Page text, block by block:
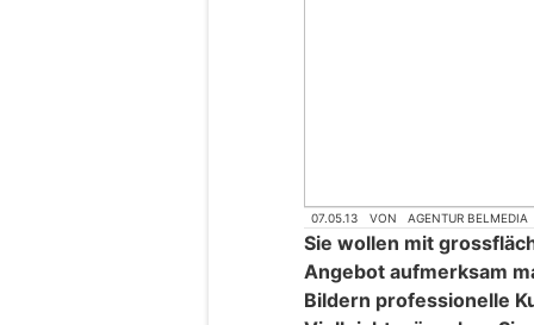
07.05.13 VON AGENTUR BELMEDIA
Sie wollen mit
Angebot aufmerksam
Bildern professionelle